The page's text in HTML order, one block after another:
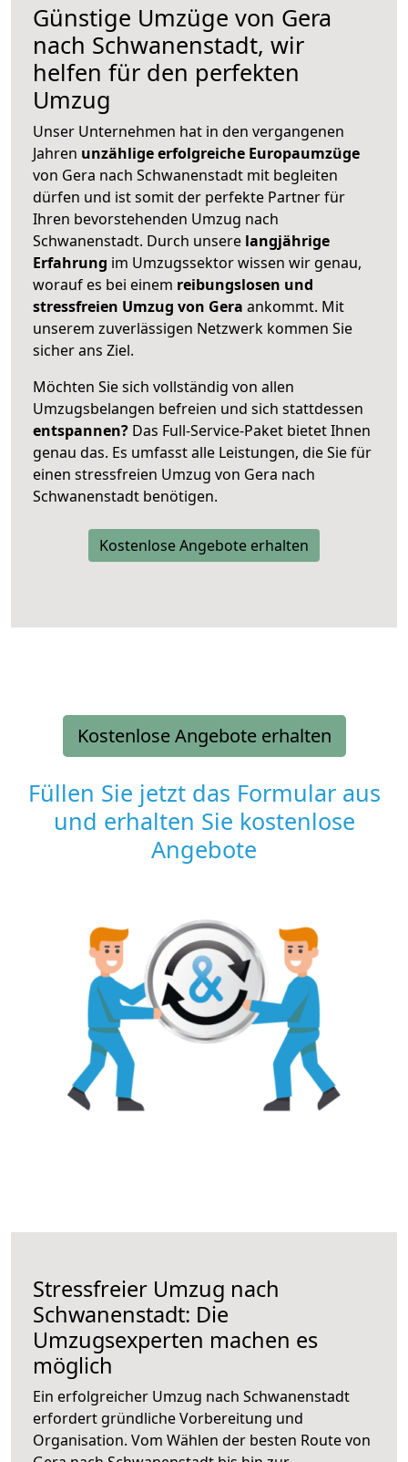
Günstige Umzüge von Gera
nach Schwanenstadt, wir
helfen für den perfekten
Umzug
Unser Unternehmen hat in den vergangenen
Jahren unzählige erfolgreiche Europaumzüge
von Gera nach Schwanenstadt mit begleiten
dürfen und ist somit der perfekte Partner für
Ihren bevorstehenden Umzug nach
Schwanenstadt. Durch unsere langjährige
Erfahrung im Umzugssektor wissen wir genau,
worauf es bei einem reibungslosen und
stressfreien Umzug von Gera ankommt. Mit
unserem zuverlässigen Netzwerk kommen Sie
sicher ans Ziel.
Möchten Sie sich vollständig von allen
Umzugsbelangen befreien und sich stattdessen
entspannen? Das Full-Service-Paket bietet Ihnen
genau das. Es umfasst alle Leistungen, die Sie für
einen stressfreien Umzug von Gera nach
Schwanenstadt benötigen.
Kostenlose Angebote erhalten
Kostenlose Angebote erhalten
Füllen Sie jetzt das Formular aus
und erhalten Sie kostenlose
Angebote
Stressfreier Umzug nach
Schwanenstadt: Die
Umzugsexperten machen es
möglich
Ein erfolgreicher Umzug nach Schwanenstadt
erfordert gründliche Vorbereitung und
Organisation. Vom Wählen der besten Route von